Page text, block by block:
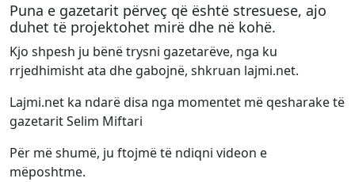
Puna e gazetarit përveç që është stresuese, ajo
duhet të projektohet mirë dhe në kohë.
Kjo shpesh ju bënë trysni gazetarëve, nga ku
rrjedhimisht ata dhe gabojnë, shkruan lajmi.net.
Lajmi.net ka ndarë disa nga momentet më qesharake të
gazetarit Selim Miftari
Për më shumë, ju ftojmë të ndiqni videon e
mëposhtme.